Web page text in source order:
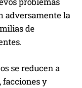
adversamente la
de
se reducen a
facciones y